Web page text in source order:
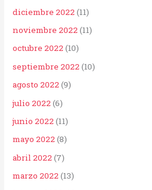
diciembre 2022 (11)
noviembre 2022 (11)
octubre 2022 (10)
septiembre 2022 (10)
agosto 2022 (9)
julio 2022 (6)
junio 2022 (11)
mayo 2022 (8)
abril 2022 (7)
marzo 2022 (13)